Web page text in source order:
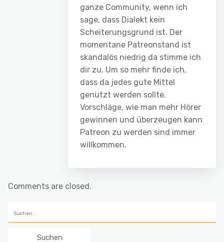
ganze Community, wenn ich
sage, dass Dialekt kein
Scheiterungsgrund ist. Der
momentane Patreonstand ist
skandalös niedrig da stimme ich
dir zu. Um so mehr finde ich,
dass da jedes gute Mittel
genutzt werden sollte.
Vorschläge, wie man mehr Hörer
gewinnen und überzeugen kann
Patreon zu werden sind immer
willkommen.
Comments are closed.
nach: